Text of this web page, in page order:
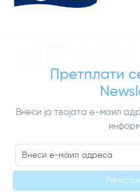
Претплати
Внеси ја твојата е-маил